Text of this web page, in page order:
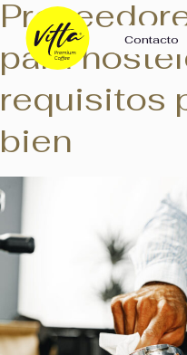
Contacto
para
requisitos
bien